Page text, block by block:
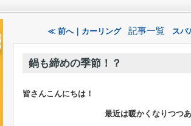
≪ 前へ｜カーリング 記事一覧 スパ
鍋も締めの季節！？
皆さんこんにちは！
最近は暖かくなりつつ